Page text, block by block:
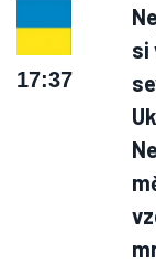
17:37
si